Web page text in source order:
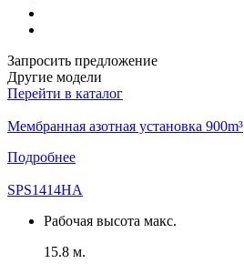
Запросить предложение
Другие модели
Перейти в каталог
Мембранная азотная установка 900m³
Подробнее
SPS1414HA
Рабочая высота макс.
15.8 м.